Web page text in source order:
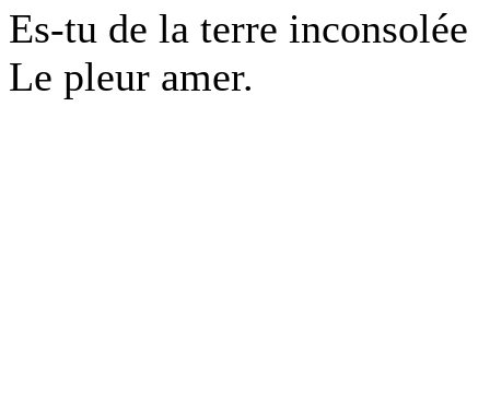
Es-tu de la terre inconsolée
Le pleur amer.